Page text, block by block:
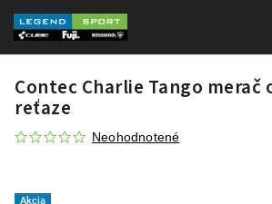
Contec Charlie Tango
reťaze
Neohodnotené
Akcia